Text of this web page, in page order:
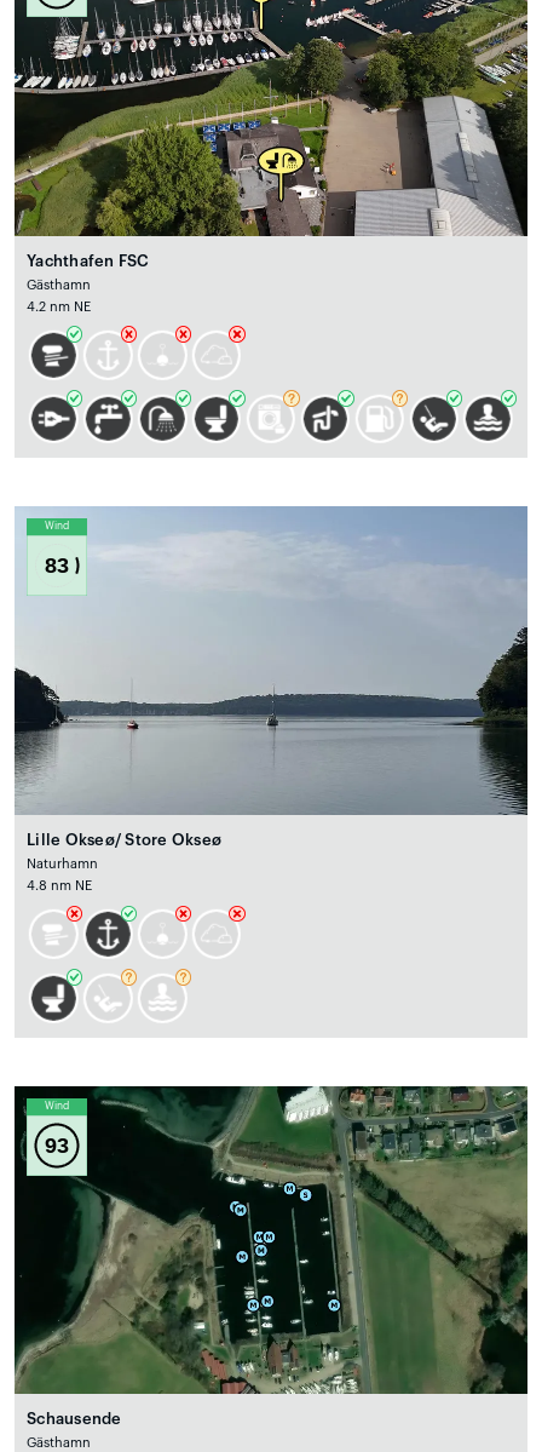
Yachthafen FSC
Gästhamn
4.2 nm NE
Wind
83
Lille Okseø/ Store Okseø
Naturhamn
4.8 nm NE
Wind
93
Schausende
Gästhamn